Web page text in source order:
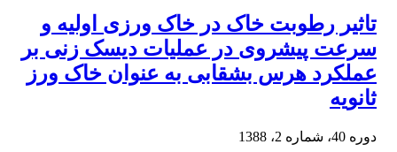
تاثیر رطوبت خاک در خاک ورزی اولیه و
سرعت پیشروی در عملیات دیسک زنی بر
عملکرد هرس بشقابی به عنوان خاک ورز
ثانویه
دوره 40، شماره 2، 1388